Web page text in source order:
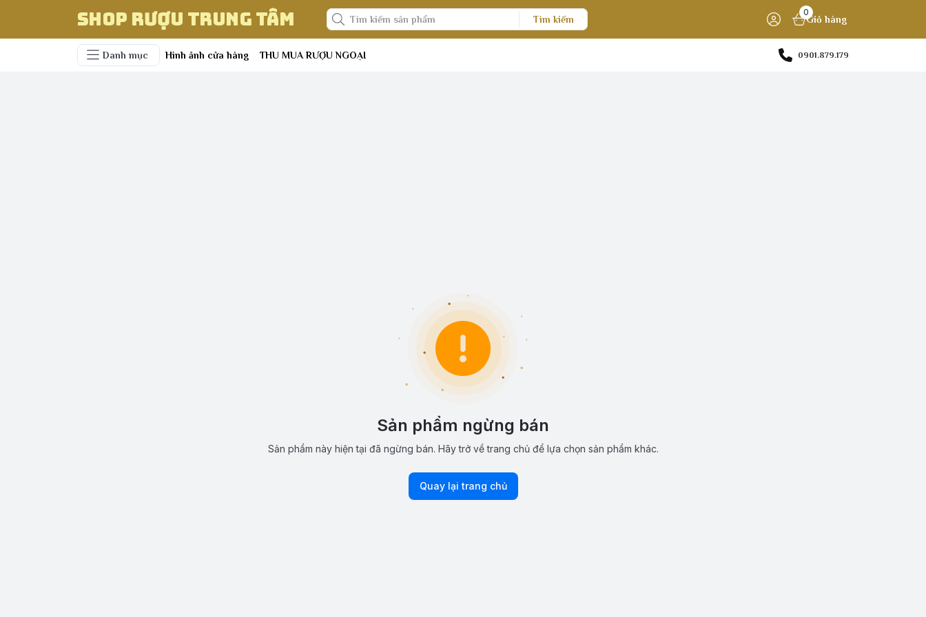
Shop Rượu Trung Tâm Tìm kiếm
0
Giỏ hàng
Danh mục Hình ảnh cửa hàng THU MUA RƯỢU NGOẠI 0901.879.179
Sản phẩm ngừng bán
Sản phẩm này hiện tại đã ngừng bán. Hãy trở về trang chủ để lựa chọn sản phẩm khác.
Quay lại trang chủ